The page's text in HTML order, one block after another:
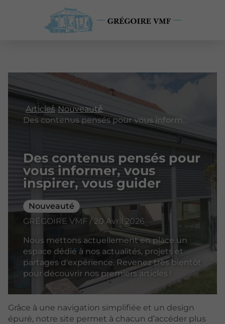
Articles Nouveauté
Des contenus pensés pour vous informer, vous inspirer, vous guider
Des contenus pensés pour
vous informer, vous
inspirer, vous guider
Nouveauté
GRÉGOIRE VMF / 20 Avril 2026
Nous mettons actuellement en place un
espace dédié à nos actualités, projets et
partages d'expérience. Revenez très bientôt
pour découvrir nos premiers articles !
Grâce à une navigation simplifiée et un design
épuré, notre site permet à chacun d’accéder plus